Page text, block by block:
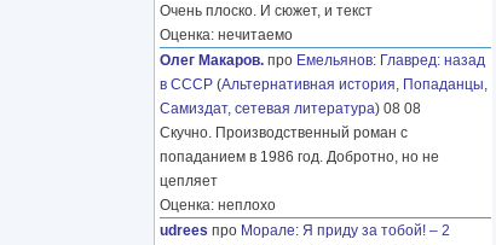
Очень плоско. И сюжет, и текст
Оценка: нечитаемо
Олег Макаров. про Емельянов: Главред: назад
в СССР (Альтернативная история, Попаданцы,
Самиздат, сетевая литература) 08 08
Скучно. Производственный роман с
попаданием в 1986 год. Добротно, но не
цепляет
Оценка: неплохо
udrees про Морале: Я приду за тобой! – 2